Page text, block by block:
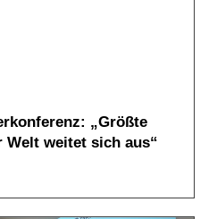
„Größte
Welt weitet sich aus“